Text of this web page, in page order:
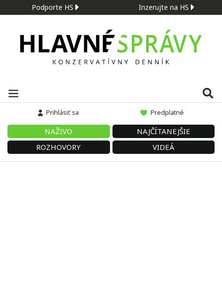
Podporte HS Inzerujte na HS
Prihlásiť sa Predplatné
NAŽIVO
NAJČÍTANEJŠIE
ROZHOVORY
VIDEÁ